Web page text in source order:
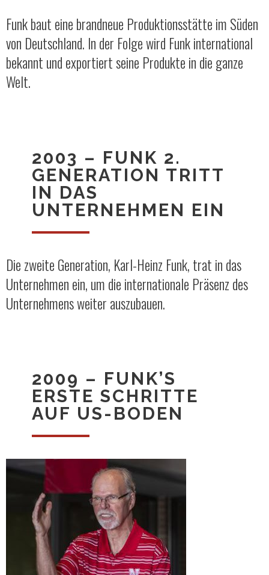
Funk baut eine brandneue Produktionsstätte im Süden
von Deutschland. In der Folge wird Funk international
bekannt und exportiert seine Produkte in die ganze
Welt.
2003 – FUNK 2.
GENERATION TRITT
IN DAS
UNTERNEHMEN EIN
Die zweite Generation, Karl-Heinz Funk, trat in das
Unternehmen ein, um die internationale Präsenz des
Unternehmens weiter auszubauen.
2009 – FUNK’S
ERSTE SCHRITTE
AUF US-BODEN